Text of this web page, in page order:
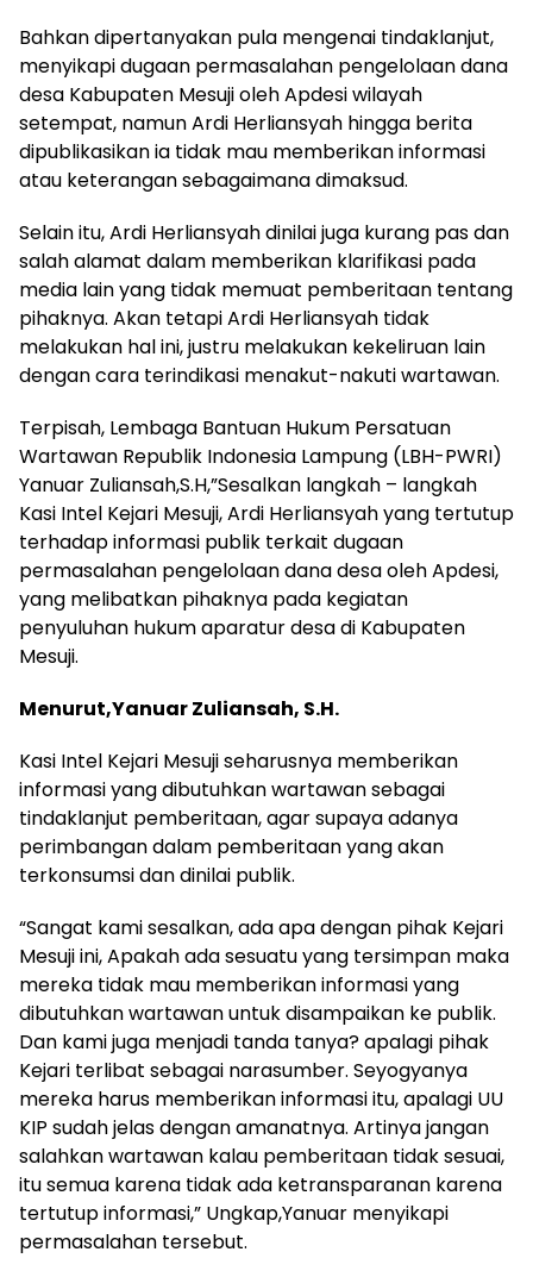
Bahkan dipertanyakan pula mengenai tindaklanjut,
menyikapi dugaan permasalahan pengelolaan dana
desa Kabupaten Mesuji oleh Apdesi wilayah
setempat, namun Ardi Herliansyah hingga berita
dipublikasikan ia tidak mau memberikan informasi
atau keterangan sebagaimana dimaksud.
Selain itu, Ardi Herliansyah dinilai juga kurang pas dan
salah alamat dalam memberikan klarifikasi pada
media lain yang tidak memuat pemberitaan tentang
pihaknya. Akan tetapi Ardi Herliansyah tidak
melakukan hal ini, justru melakukan kekeliruan lain
dengan cara terindikasi menakut-nakuti wartawan.
Terpisah, Lembaga Bantuan Hukum Persatuan
Wartawan Republik Indonesia Lampung (LBH-PWRI)
Yanuar Zuliansah,S.H,”Sesalkan langkah – langkah
Kasi Intel Kejari Mesuji, Ardi Herliansyah yang tertutup
terhadap informasi publik terkait dugaan
permasalahan pengelolaan dana desa oleh Apdesi,
yang melibatkan pihaknya pada kegiatan
penyuluhan hukum aparatur desa di Kabupaten
Mesuji.
Menurut,Yanuar Zuliansah, S.H.
Kasi Intel Kejari Mesuji seharusnya memberikan
informasi yang dibutuhkan wartawan sebagai
tindaklanjut pemberitaan, agar supaya adanya
perimbangan dalam pemberitaan yang akan
terkonsumsi dan dinilai publik.
“Sangat kami sesalkan, ada apa dengan pihak Kejari
Mesuji ini, Apakah ada sesuatu yang tersimpan maka
mereka tidak mau memberikan informasi yang
dibutuhkan wartawan untuk disampaikan ke publik.
Dan kami juga menjadi tanda tanya? apalagi pihak
Kejari terlibat sebagai narasumber. Seyogyanya
mereka harus memberikan informasi itu, apalagi UU
KIP sudah jelas dengan amanatnya. Artinya jangan
salahkan wartawan kalau pemberitaan tidak sesuai,
itu semua karena tidak ada ketransparanan karena
tertutup informasi,” Ungkap,Yanuar menyikapi
permasalahan tersebut.